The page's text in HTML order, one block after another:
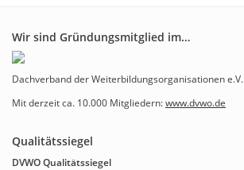
Wir sind Gründungsmitglied im…
Dachverband der Weiterbildungsorganisationen e.V.
Mit derzeit ca. 10.000 Mitgliedern:www.dvwo.de
Qualitätssiegel
DVWO Qualitätssiegel